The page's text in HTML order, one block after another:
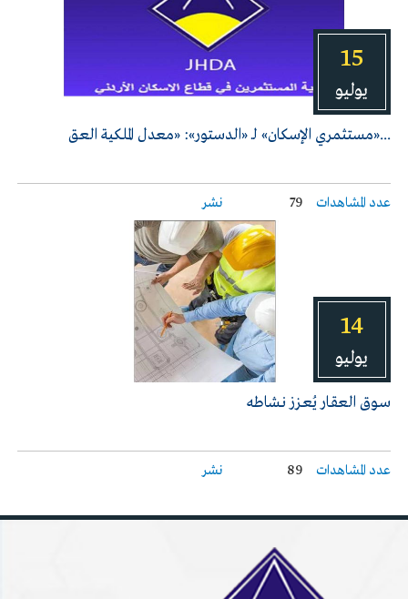
15
يوليو
...«مستثمري الإسكان» لـ «الدستور»: «معدل الملكية العق
نشر عدد المشاهدات 79
14
يوليو
سـوق العقـار يُعـزز نـشاطه
نشر عدد المشاهدات 89